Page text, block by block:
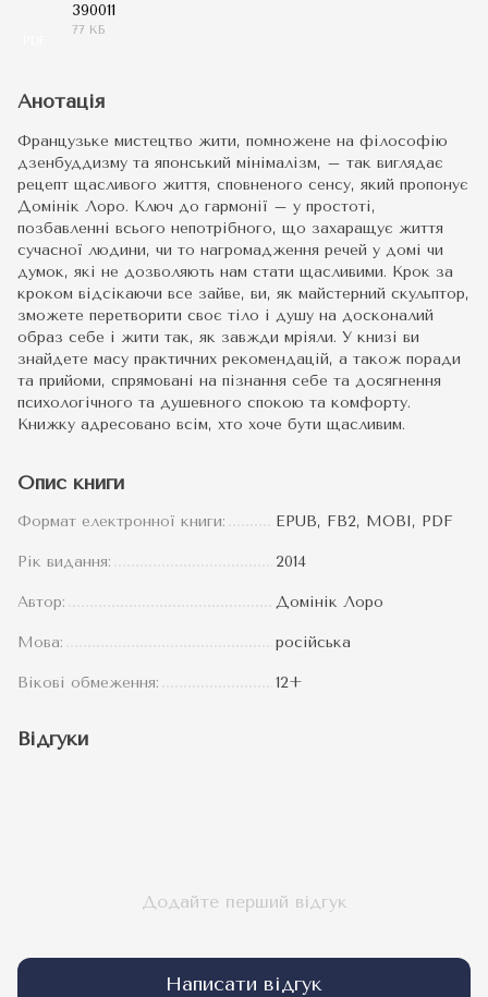
390011
77 КБ
Анотація
Французьке мистецтво жити, помножене на філософію
дзенбуддизму та японський мінімалізм, – так виглядає
рецепт щасливого життя, сповненого сенсу, який пропонує
Домінік Лоро. Ключ до гармонії – у простоті,
позбавленні всього непотрібного, що захаращує життя
сучасної людини, чи то нагромадження речей у домі чи
думок, які не дозволяють нам стати щасливими. Крок за
кроком відсікаючи все зайве, ви, як майстерний скульптор,
зможете перетворити своє тіло і душу на досконалий
образ себе і жити так, як завжди мріяли. У книзі ви
знайдете масу практичних рекомендацій, а також поради
та прийоми, спрямовані на пізнання себе та досягнення
психологічного та душевного спокою та комфорту.
Книжку адресовано всім, хто хоче бути щасливим.
Опис книги
Формат електронної книги: EPUB, FB2, MOBI, PDF
Рік видання: 2014
Автор: Домінік Лоро
Мова: російська
Вікові обмеження: 12+
Відгуки
Додайте перший відгук
Написати відгук